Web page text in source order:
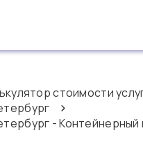
стоимости
- Контейнерный